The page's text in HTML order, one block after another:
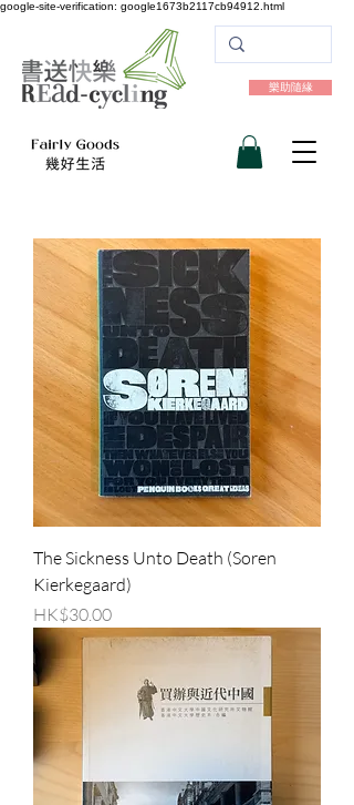
google-site-verification: google1673b2117cb94912.html
樂助隨緣
The Sickness Unto Death (Soren
Kierkegaard)
價格
HK$30.00